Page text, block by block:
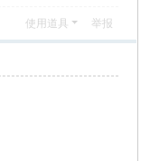
使用道具 举报